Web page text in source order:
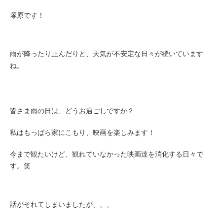
塚原です！
雨が降ったり止んだりと、天気が不安定な日々が続いています
ね。
皆さま雨の日は、どうお過ごしですか？
私はもっぱら家にこもり、映画を楽しみます！
今まで観たいけど、観れていなかった映画達を消化する日々で
す。笑
話がそれてしまいましたが、、、